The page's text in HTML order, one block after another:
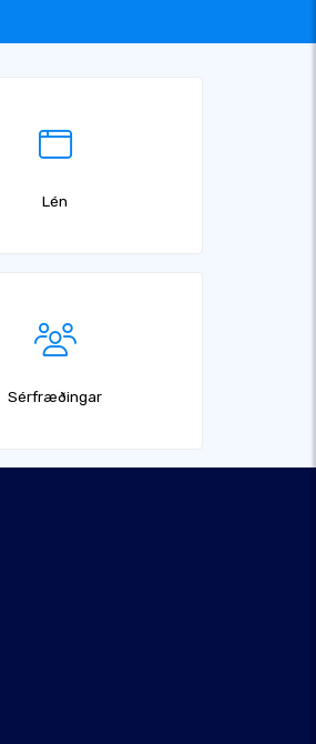
Lén
Sérfræðingar